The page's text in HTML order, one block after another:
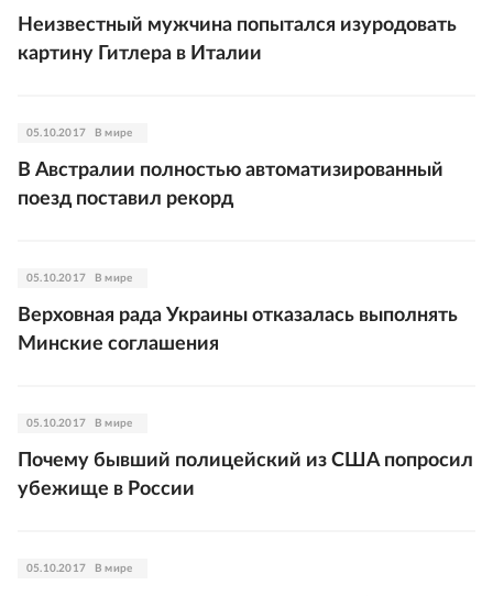
Неизвестный мужчина попытался изуродовать
картину Гитлера в Италии
05.10.2017 В мире
В Австралии полностью автоматизированный
поезд поставил рекорд
05.10.2017 В мире
Верховная рада Украины отказалась выполнять
Минские соглашения
05.10.2017 В мире
Почему бывший полицейский из США попросил
убежище в России
05.10.2017 В мире